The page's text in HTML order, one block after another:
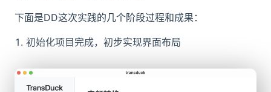
下面是DD这次实践的几个阶段过程和成果：
初始化项目完成，初步实现界面布局